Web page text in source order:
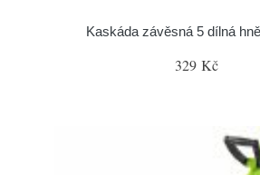
Kaskáda závěsná 5 dílná
329 Kč